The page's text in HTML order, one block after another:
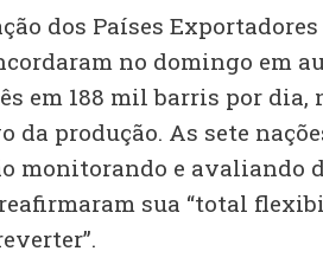
dos Países Exportadores
no domingo em
em 188 mil barris por dia,
da produção. As sete
monitorando e avaliando
sua “total